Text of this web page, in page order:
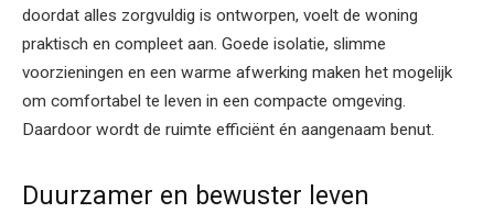
doordat alles zorgvuldig is ontworpen, voelt de woning
praktisch en compleet aan. Goede isolatie, slimme
voorzieningen en een warme afwerking maken het mogelijk
om comfortabel te leven in een compacte omgeving.
Daardoor wordt de ruimte efficiënt én aangenaam benut.
Duurzamer en bewuster leven